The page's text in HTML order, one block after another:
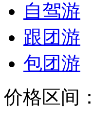
自驾游
跟团游
包团游
价格区间：